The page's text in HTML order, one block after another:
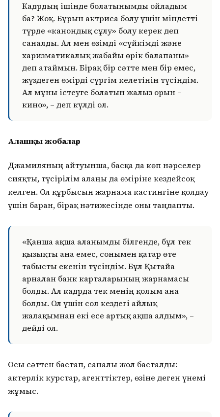
Кадрдың ішінде болатынымды ойладым
ба? Жоқ. Бұрын актриса болу үшін міндетті
түрде «канондық сұлу» болу керек деп
саналды. Ал мен өзімді «сүйкімді және
харизматикалық жабайы өрік балапаны»
деп атаймын. Бірақ бір сәтте мен бір емес,
жүздеген өмірді сүргім келетінін түсіндім.
Ал мұны істеуге болатын жалғыз орын –
кино», – деп күлді ол.
Алғашқы жобалар
Джамиляның айтуынша, басқа да көп нәрселер
сияқты, түсірілім алаңы да өміріне кездейсоқ
келген. Ол құрбысын жарнама кастингіне қолдау
үшін барған, бірақ нәтижесінде оны таңдапты.
«Қанша ақша алғанымды білгенде, бұл тек
қызықты ғана емес, сонымен қатар өте
табысты екенін түсіндім. Бұл Қытайға
арналған банк карталарының жарнамасы
болды. Ал кадрда тек менің қолым ғана
болды. Ол үшін сол кездегі айлық
жалақымнан екі есе артық ақша алдым», –
дейді ол.
Осы сәттен бастап, саналы жол басталды:
актерлік курстар, агенттіктер, өзіне деген үнемі
жұмыс.